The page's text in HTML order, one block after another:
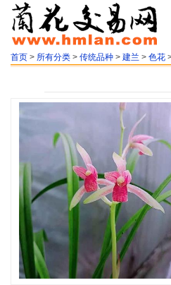
首页 > 所有分类 > 传统品种 > 建兰 > 色花